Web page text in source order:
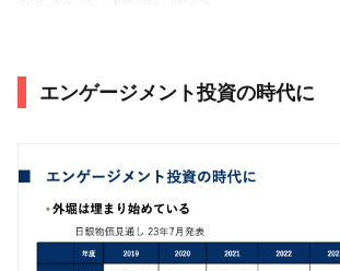
エンゲージメント投資の時代に